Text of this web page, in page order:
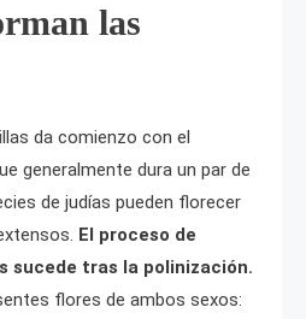
las
da comienzo con el
generalmente dura un par de
de judías pueden florecer
El proceso de
sucede tras la polinización.
flores de ambos sexos: